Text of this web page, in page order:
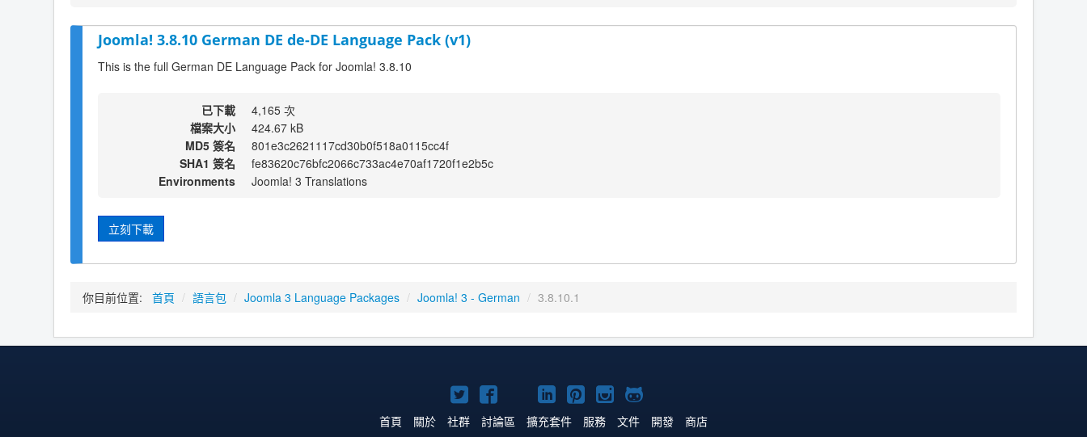
Joomla! 3.8.10 German DE de-DE Language Pack (v1)
This is the full German DE Language Pack for Joomla! 3.8.10
已下載
4,165 次
檔案大小
424.67 kB
MD5 簽名
801e3c2621117cd30b0f518a0115cc4f
SHA1 簽名
fe83620c76bfc2066c733ac4e70af1720f1e2b5c
Environments
Joomla! 3 Translations
立刻下載
你目前位置: 首頁 / 語言包 / Joomla 3 Language Packages / Joomla! 3 - German / 3.8.10.1
Twitter
上
Facebook
上
YouTube
上
Linkedln
上
Pinterest
上
Instagram
上
GitHub
上
首頁 關於 社群 討論區 擴充套件 服務 文件 開發 商店